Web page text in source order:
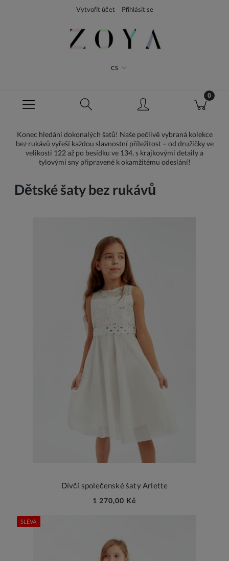
Vytvořit účet Přihlásit se
CS
Konec hledání dokonalých šatů! Naše pečlivě vybraná kolekce
bez rukávů vyřeší každou slavnostní příležitost – od družičky ve
velikosti 122 až po besídku ve 134, s krajkovými detaily a
tylovými sny připravené k okamžitému odeslání!
Dětské šaty bez rukávů
Dívčí společenské šaty Arlette
1 270,00 Kč
SLEVA